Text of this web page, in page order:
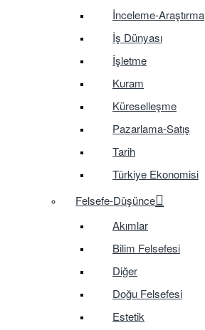
İnceleme-Araştırma
İş Dünyası
İşletme
Kuram
Küreselleşme
Pazarlama-Satış
Tarih
Türkiye Ekonomisi
Felsefe-Düşünce
Akımlar
Bilim Felsefesi
Diğer
Doğu Felsefesi
Estetik